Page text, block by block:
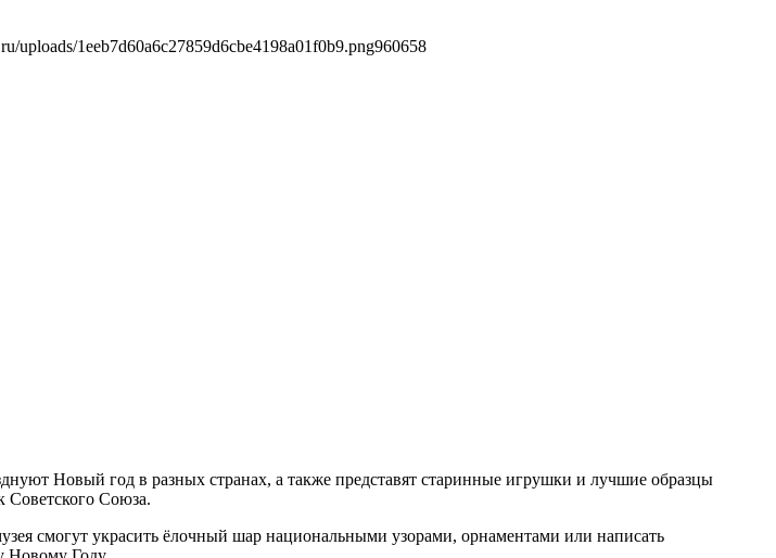
uploads/1eeb7d60a6c27859d6cbe4198a01f0b9.png960658
Новый год в разных странах, а также представят старинные игрушки и лучшие образцы
Союза.
смогут украсить ёлочный шар национальными узорами, орнаментами или написать